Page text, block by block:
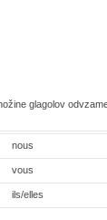
glagolov
nous
vous
ils/elles